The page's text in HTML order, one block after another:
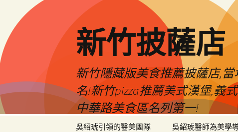
新竹披薩店
新竹隱藏版美食推薦披薩店,
名!新竹pizza推薦美式漢堡,義
中華路美食區名列第一!
吳紹琥引領的醫美團隊 吳紹琥醫師為美學